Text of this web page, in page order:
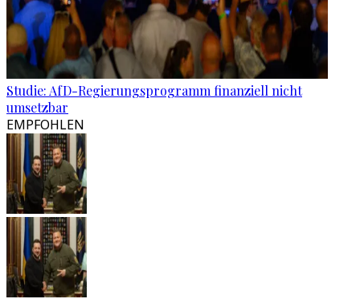
Studie: AfD-Regierungsprogramm finanziell nicht
umsetzbar
EMPFOHLEN